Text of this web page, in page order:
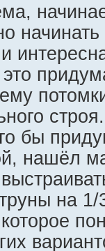
начинать
бы
нашёл
на 1/